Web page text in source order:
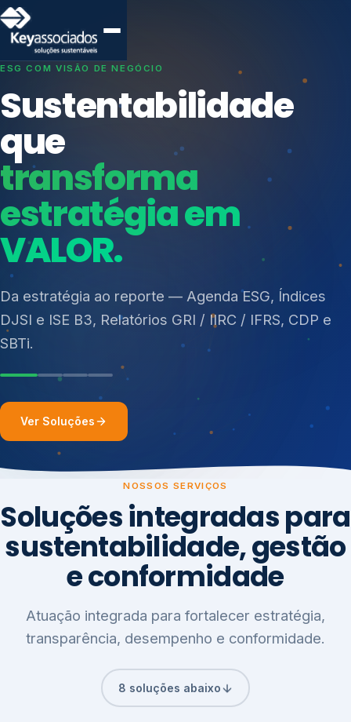
SISTEMAS DE GESTÃO OTIMIZADOS E INTEGRADOS
Conformidade que
protege seu
negócio.
Consultoria, auditoria e treinamentos em ISO 27001,
ISO 27701, ISO 42001, ISO 37001, ISO 9001, ISO
14001, ISO 45001, ONA e PNQ — Gestão de
resíduos sólidos (PGRS/PMGRS).
Índices de Mercado
Mudanças Climáticas
Reputação e Cadeia
Reporte Regulatório
Ver Soluções
NOSSOS SERVIÇOS
Soluções integradas para
sustentabilidade, gestão
e conformidade
Atuação integrada para fortalecer estratégia,
transparência, desempenho e conformidade.
8 soluções abaixo